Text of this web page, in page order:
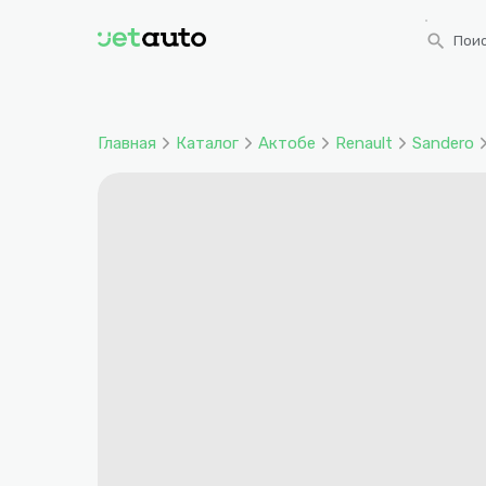
search
Главная Каталог Актобе Renault Sandero